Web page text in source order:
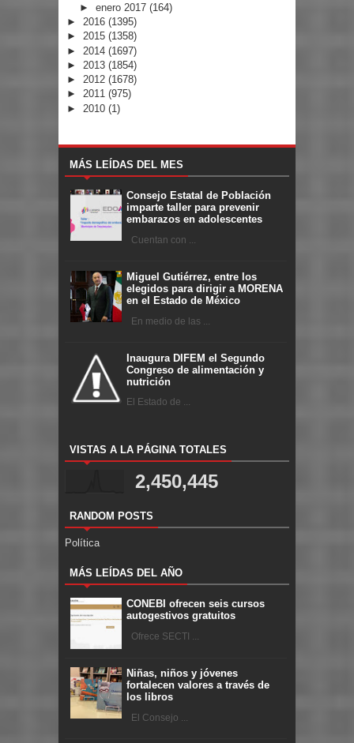
► enero 2017 (164)
► 2016 (1395)
► 2015 (1358)
► 2014 (1697)
► 2013 (1854)
► 2012 (1678)
► 2011 (975)
► 2010 (1)
MÁS LEÍDAS DEL MES
Consejo Estatal de Población
imparte taller para prevenir
embarazos en adolescentes
Cuentan con ...
Miguel Gutiérrez, entre los
elegidos para dirigir a MORENA
en el Estado de México
En medio de las ...
Inaugura DIFEM el Segundo
Congreso de alimentación y
nutrición
El Estado de ...
VISTAS A LA PÁGINA TOTALES
2,450,445
RANDOM POSTS
Política
MÁS LEÍDAS DEL AÑO
CONEBI ofrecen seis cursos
autogestivos gratuitos
Ofrece SECTI ...
Niñas, niños y jóvenes
fortalecen valores a través de
los libros
El Consejo ...